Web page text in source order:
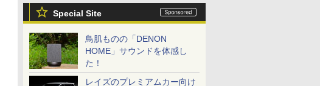
Special Site
鳥肌ものの「DENON
HOME」サウンドを体感し
た！
レイズのプレミアムカー向け